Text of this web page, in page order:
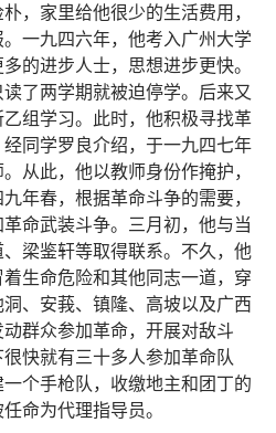
，家里给他很少的生活费用，
一九四六年，他考入广州大学
的进步人士，思想进步更快。
了两学期就被迫停学。后来又
组学习。此时，他积极寻找革
同学罗良介绍，于一九四七年
从此，他以教师身份作掩护，
年春，根据革命斗争的需要，
命武装斗争。三月初，他与当
梁鉴轩等取得联系。不久，他
生命危险和其他同志一道，穿
、安莪、镇隆、高坡以及广西
群众参加革命，开展对敌斗
快就有三十多人参加革命队
个手枪队，收缴地主和团丁的
命为代理指导员。